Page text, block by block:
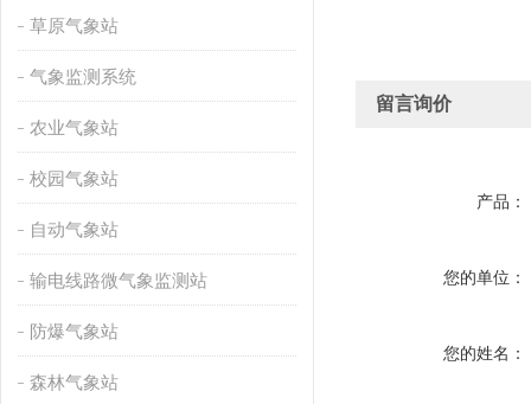
草原气象站
气象监测系统
农业气象站
校园气象站
自动气象站
输电线路微气象监测站
防爆气象站
森林气象站
留言询价
产品：
您的单位：
您的姓名：